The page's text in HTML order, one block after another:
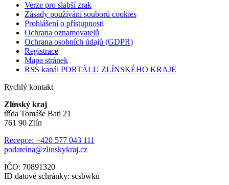
Verze pro slabší zrak
Zásady používání souborů cookies
Prohlášení o přístupnosti
Ochrana oznamovatelů
Ochrana osobních údajů (GDPR)
Registrace
Mapa stránek
RSS kanál PORTÁLU ZLÍNSKÉHO KRAJE
Rychlý kontakt
Zlínský kraj
třída Tomáše Bati 21
761 90 Zlín
Recepce: +420 577 043 111
podatelna@zlinskykraj.cz
IČO: 70891320
ID datové schránky: scsbwku